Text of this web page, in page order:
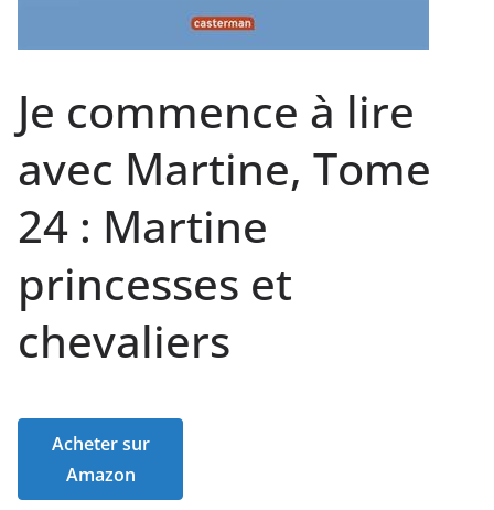
Je commence à lire
avec Martine, Tome
24 : Martine
princesses et
chevaliers
Acheter sur
Amazon